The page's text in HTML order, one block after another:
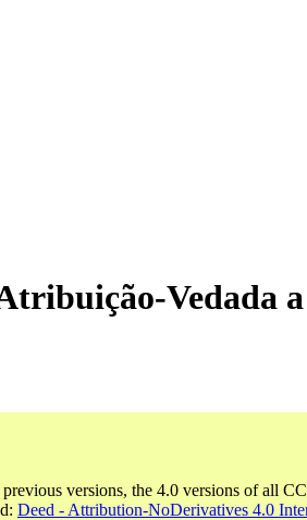
Vedada
versions, the 4.0 versions of all
Deed - Attribution-NoDerivatives 4.0